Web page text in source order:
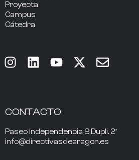
Proyecta
Campus
Cátedra
CONTACTO
Paseo Independencia 8 Dupli. 2º
info@directivasdearagon.es